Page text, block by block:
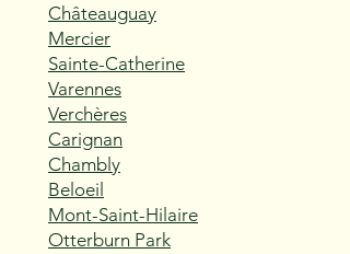
Châteauguay
Mercier
Sainte-Catherine
Varennes
Verchères
Carignan
Chambly
Beloeil
Mont-Saint-Hilaire
Otterburn Park